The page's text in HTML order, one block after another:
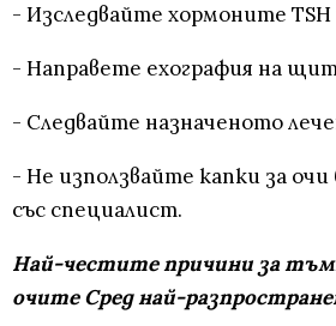
- Изследвайте хормоните TSH
- Направете ехография на
- Следвайте назначеното
- Не използвайте капки за
със специалист.
Най-честите причини за
очите Сред най-